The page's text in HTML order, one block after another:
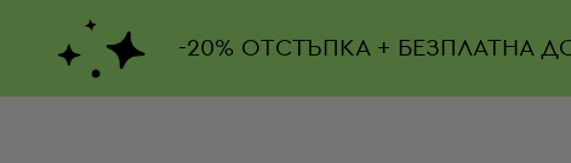
-20% ОТСТЪПКА + БЕЗПЛАТНА